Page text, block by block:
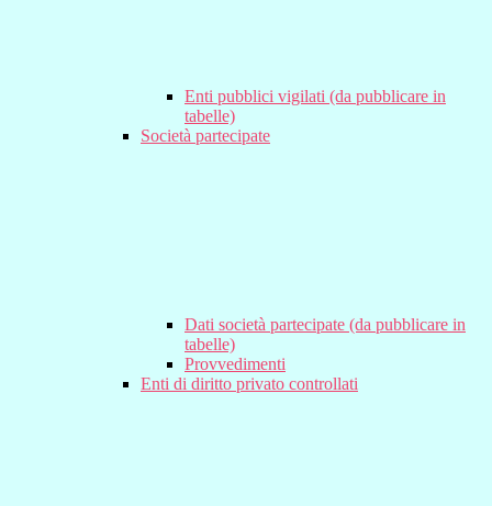
Enti pubblici vigilati (da pubblicare in
tabelle)
Società partecipate
Dati società partecipate (da pubblicare in
tabelle)
Provvedimenti
Enti di diritto privato controllati